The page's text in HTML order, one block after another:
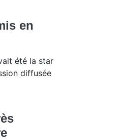
en
été la star
diffusée